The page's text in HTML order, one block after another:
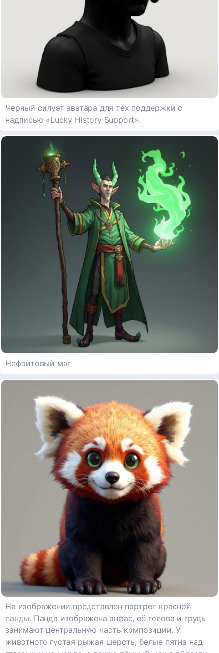
Черный силуэт аватара для тех поддержки с
надписью «Lucky History Support».
Нефритовый маг
На изображении представлен портрет красной
панды. Панда изображена анфас, её голова и грудь
занимают центральную часть композиции. У
животного густая рыжая шерсть, белые пятна над